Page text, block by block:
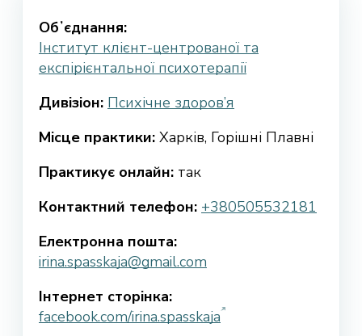
Обʼєднання:
Інститут клієнт-центрованої та
експірієнтальної психотерапії
Дивізіон: Психічне здоров’я
Місце практики: Харків, Горішні Плавні
Практикує онлайн: так
Контактний телефон: +380505532181
Електронна пошта:
irina.spasskaja@gmail.com
Інтернет сторінка:
facebook.com/irina.spasskaja